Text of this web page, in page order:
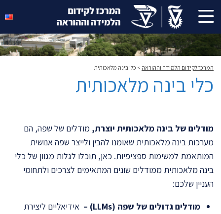
המרכז לקידום הלמידה וההוראה > כלי בינה מלאכותית
כלי בינה מלאכותית
מודלים של בינה מלאכותית יוצרת, מודלים של שפה, הם
מערכות בינה מלאכותית שאומנו להבין ולייצר שפה אנושית
המותאמת למשימות ספציפיות. כאן, תוכלו לגלות מגוון של כלי
בינה מלאכותית ממודלים שונים המתאימים לצרכים ולתחומי
העניין שלכם:
מודלים גדולים של שפה (LLMs) –
אידיאליים ליצירת